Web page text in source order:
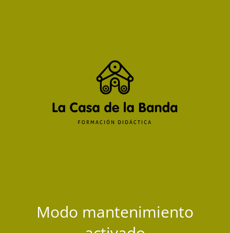
Modo mantenimiento